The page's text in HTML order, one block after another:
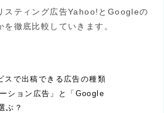
スティング広告Yahoo!とGoogleの
徹底比較していきます。
スで出稿できる広告の種類
ション広告」と「Google
ぶ？